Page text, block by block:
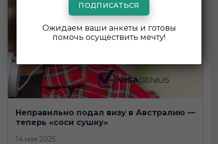
Неправильно подал визу в Австралию —
теперь «соси сушку»
14 мая 2025
ПОДПИСАТЬСЯ
Ожидаем ваши анкеты и готовы
помочь осуществить мечту!